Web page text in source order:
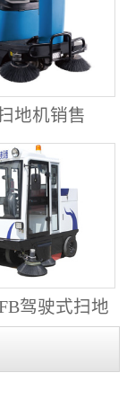
地机销售
驾驶式扫地